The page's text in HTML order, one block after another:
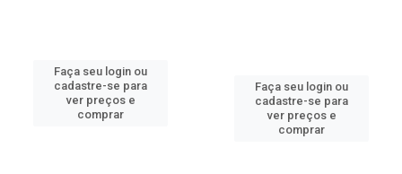
Faça seu login ou
cadastre-se para
ver preços e
comprar
Faça seu login ou
cadastre-se para
ver preços e
comprar